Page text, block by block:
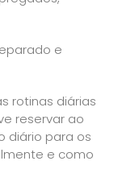
e
rotinas diárias
reservar ao
diário para os
e como